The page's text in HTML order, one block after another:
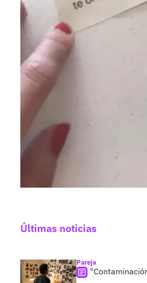
Últimas noticias
Pareja